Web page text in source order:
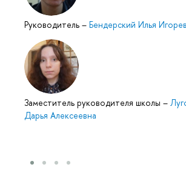
Руководитель – Бендерский Илья
Заместитель руководителя школы –
Дарья Алексеевна